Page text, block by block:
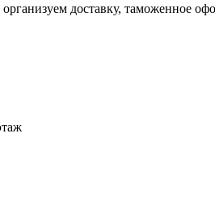
доставку, таможенное